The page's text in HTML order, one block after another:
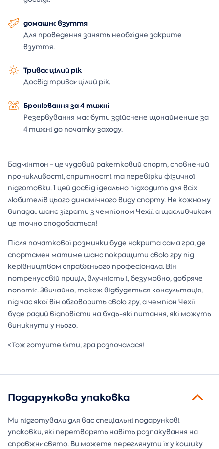
домашнє взуття
Для проведення занять необхідне закрите
взуття.
Триває цілий рік
Досвід триває цілий рік.
Бронювання за 4 тижні
Резервування має бути здійснене щонайменше за
4 тижні до початку заходу.
Бадмінтон - це чудовий ракетковий спорт, сповнений
проникливості, спритності та перевірки фізичної
підготовки. І цей досвід ідеально підходить для всіх
любителів цього динамічного виду спорту. Не кожному
випадає шанс зіграти з чемпіоном Чехії, а щасливчикам
це точно сподобається!
Після початкової розминки буде накрита сама гра, де
спортсмен матиме шанс покращити свою гру під
керівництвом справжнього професіонала. Він
потренує свій приціл, влучність і, безумовно, добряче
попотіє. Звичайно, також відбудеться консультація,
під час якої він обговорить свою гру, а чемпіон Чехії
буде радий відповісти на будь-які питання, які можуть
виникнути у нього.
<Тож готуйте біти, гра розпочалася!
Подарункова упаковка
Ми підготували для вас спеціальні подарункові
упаковки, які перетворять навіть розпакування на
справжнє свято. Ви можете переглянути їх у кошику